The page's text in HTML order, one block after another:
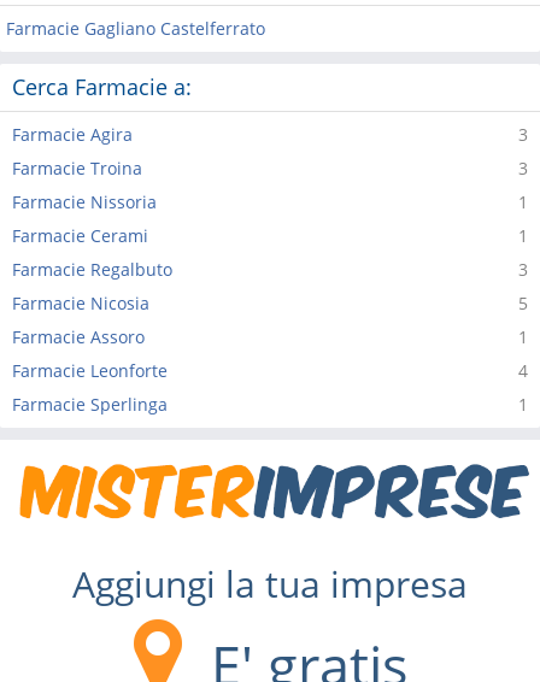
Farmacie Gagliano Castelferrato
Cerca Farmacie a:
3
Farmacie Agira
3
Farmacie Troina
1
Farmacie Nissoria
1
Farmacie Cerami
3
Farmacie Regalbuto
5
Farmacie Nicosia
1
Farmacie Assoro
4
Farmacie Leonforte
1
Farmacie Sperlinga
Aggiungi la tua impresa
E' gratis